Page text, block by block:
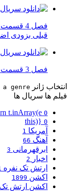
قبلی بزودی
فصل 3 قسمت 7 نسخه دوبله فارسی اضافه شد
انتخاب ژانر a genre
فیلم ها سریال ها
t.inArray(e 0
this)} 0
آمریکا 1
آهنگ 66
ابرقهرمانی 3
اخبار 2
ارتش تک نفره
اکشن 1899
اکشن ارتش